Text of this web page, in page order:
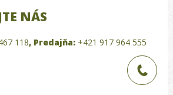
NÁS
118, Predajňa: +421 917 964 555